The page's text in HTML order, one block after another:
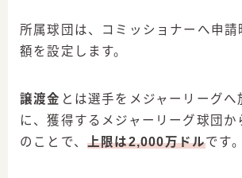
所属球団は、コミッショナーへ申請
額を設定します。
譲渡金 とは選手をメジャーリーグへ
に、獲得するメジャーリーグ球団か
のことで、 上限は2,000万ドルです。